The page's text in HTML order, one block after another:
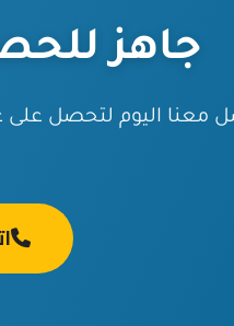
جاهز
معنا اليوم لتحصل